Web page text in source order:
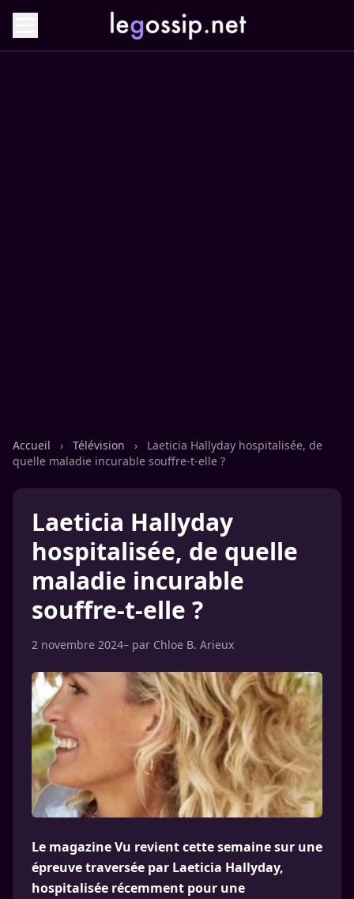
Accueil › Télévision ›
Laeticia Hallyday hospitalisée, de
quelle maladie incurable souffre-t-elle ?
Laeticia Hallyday
hospitalisée, de quelle
maladie incurable
souffre-t-elle ?
2 novembre 2024– par Chloe B. Arieux
Le magazine Vu revient cette semaine sur une
épreuve traversée par Laeticia Hallyday,
hospitalisée récemment pour une